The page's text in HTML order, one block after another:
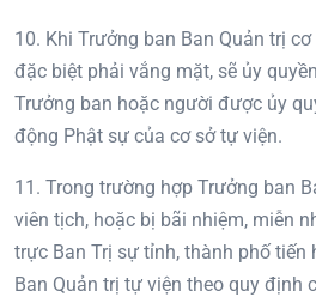
10. Khi Trưởng ban Ban Quản trị
đặc biệt phải vắng mặt, sẽ ủy
Trưởng ban hoặc người được ủy
động Phật sự của cơ sở tự viện.
11. Trong trường hợp Trưởng ban
viên tịch, hoặc bị bãi nhiệm, miễn
trực Ban Trị sự tỉnh, thành phố tiến
Ban Quản trị tự viện theo quy định